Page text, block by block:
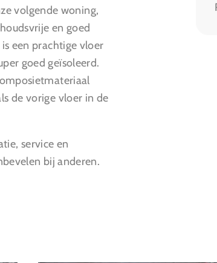
volgende woning,
en goed
een prachtige vloer
goed geïsoleerd.
de vorige vloer in de
service en
bij anderen.